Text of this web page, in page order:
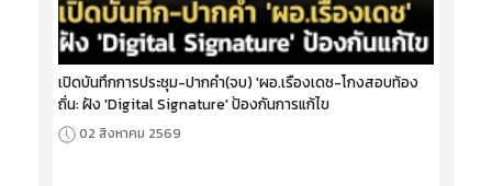
เปิดบันทึกการประชุม-ปากคำ(จบ) 'ผอ.เรืองเดช-โกงสอบท้อง
ถิ่น: ฝัง 'Digital Signature' ป้องกันการแก้ไข
02 สิงหาคม 2569